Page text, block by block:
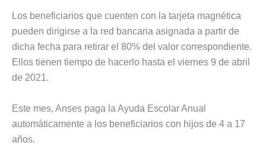
Los beneficiarios que cuenten con la tarjeta magnética
pueden dirigirse a la red bancaria asignada a partir de
dicha fecha para retirar el 80% del valor correspondiente.
Ellos tienen tiempo de hacerlo hasta el viernes 9 de abril
de 2021.
Este mes, Anses paga la Ayuda Escolar Anual
automáticamente a los beneficiarios con hijos de 4 a 17
años.